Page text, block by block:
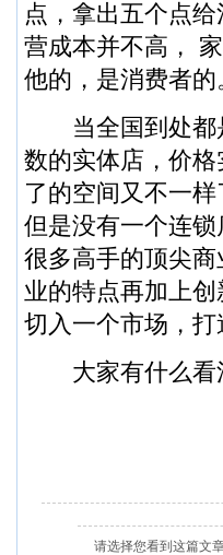
点，拿出五个点
营成本并不高，
他的，是消费者的
当全国到处都
数的实体店，价
了的空间又不一
但是没有一个连
很多高手的顶尖
业的特点再加上
切入一个市场，
大家有什么看
请选择您看到这篇文